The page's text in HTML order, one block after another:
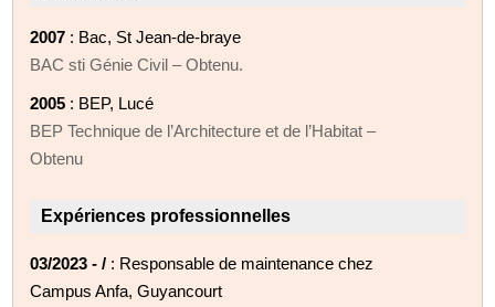
2007 : Bac, St Jean-de-braye
BAC sti Génie Civil – Obtenu.
2005 : BEP, Lucé
BEP Technique de l’Architecture et de l’Habitat –
Obtenu
Expériences professionnelles
03/2023 - / : Responsable de maintenance chez
Campus Anfa, Guyancourt